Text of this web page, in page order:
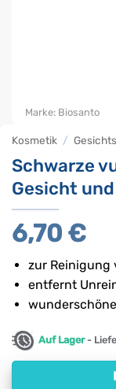
Kosmetik /
Schwarze
Gesicht
6,70 €
zur Reinigung
entfernt
Auf Lager-
Marke: Biosanto